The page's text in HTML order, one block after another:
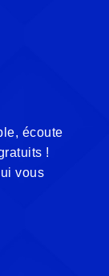
écoute
!
vous